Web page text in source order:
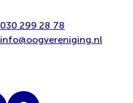
030 299 28 78
info@oogvereniging.nl